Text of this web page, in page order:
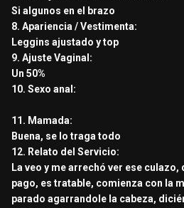
Si algunos en el brazo
8. Apariencia / Vestimenta:
Leggins ajustado y top
9. Ajuste Vaginal:
Un 50%
10. Sexo anal:
11. Mamada:
Buena, se lo traga todo
12. Relato del Servicio:
La veo y me arrechó ver ese
pago, es tratable, comienza con la
parado agarrandole la cabeza,